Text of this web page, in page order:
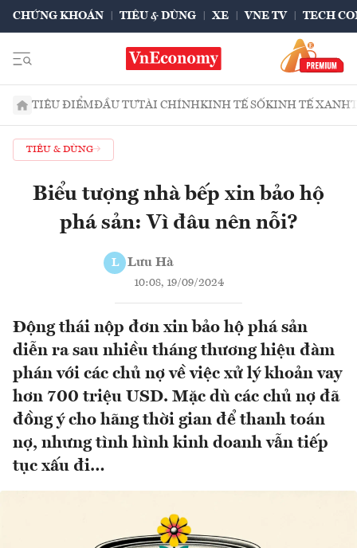
CHỨNG KHOÁN TIÊU & DÙNG XE VNE TV TECH
TIÊU ĐIỂMĐẦU TƯTÀI CHÍNHKINH TẾ SỐKINH TẾ XANH
TIÊU & DÙNG
Biểu tượng nhà bếp xin bảo hộ
phá sản: Vì đâu nên nỗi?
L Lưu Hà
10:08, 19/09/2024
Động thái nộp đơn xin bảo hộ phá sản
diễn ra sau nhiều tháng thương hiệu đàm
phán với các chủ nợ về việc xử lý khoản vay
hơn 700 triệu USD. Mặc dù các chủ nợ đã
đồng ý cho hãng thời gian để thanh toán
nợ, nhưng tình hình kinh doanh vẫn tiếp
tục xấu đi…